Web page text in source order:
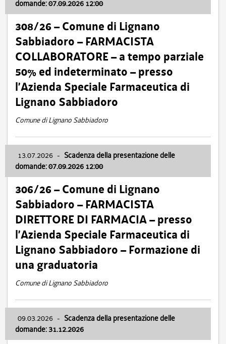
domande: 07.09.2026 12:00
308/26 – Comune di Lignano
Sabbiadoro – FARMACISTA
COLLABORATORE – a tempo parziale
50% ed indeterminato – presso
l’Azienda Speciale Farmaceutica di
Lignano Sabbiadoro
Comune di Lignano Sabbiadoro
13.07.2026 - Scadenza della presentazione delle
domande: 07.09.2026 12:00
306/26 – Comune di Lignano
Sabbiadoro – FARMACISTA
DIRETTORE DI FARMACIA – presso
l’Azienda Speciale Farmaceutica di
Lignano Sabbiadoro – Formazione di
una graduatoria
Comune di Lignano Sabbiadoro
09.03.2026 - Scadenza della presentazione delle
domande: 31.12.2026